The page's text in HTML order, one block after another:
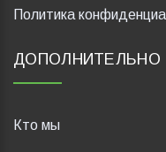
Политика
ДОПОЛНИТЕЛЬНО
Кто мы